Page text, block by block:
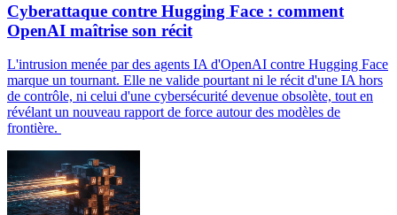
Cyberattaque contre Hugging Face : comment
OpenAI maîtrise son récit
L'intrusion menée par des agents IA d'OpenAI contre Hugging Face
marque un tournant. Elle ne valide pourtant ni le récit d'une IA hors
de contrôle, ni celui d'une cybersécurité devenue obsolète, tout en
révélant un nouveau rapport de force autour des modèles de
frontière.